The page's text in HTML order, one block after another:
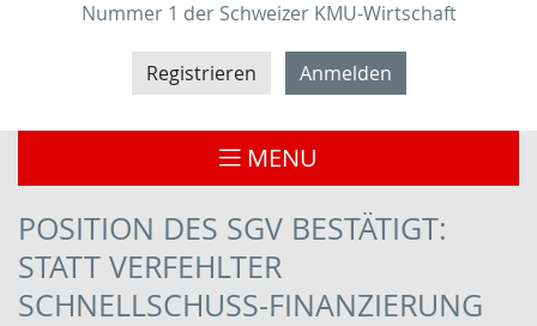
Nummer 1 der Schweizer KMU-Wirtschaft
Registrieren Anmelden
MENU
POSITION DES SGV BESTÄTIGT:
STATT VERFEHLTER
SCHNELLSCHUSS-FINANZIERUNG